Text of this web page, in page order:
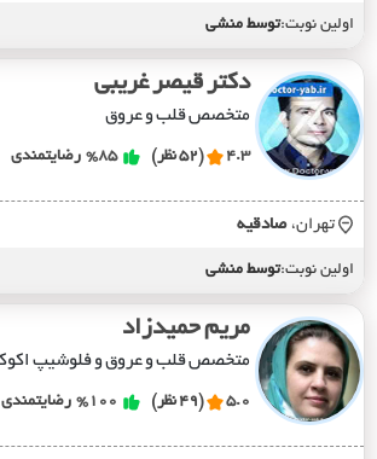
اولین نوبت:توسط منشی
دکتر قیصر غریبی
متخصص قلب و عروق
4.3 (52 نظر) %85 رضایتمندی
تهران، صادقيه
اولین نوبت:توسط منشی
مریم حمیدزاد
متخصص قلب و عروق و فلوشیپ
5.0 (49 نظر) %100 رضایتمندی